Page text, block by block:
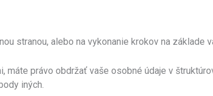
stranou, alebo na vykonanie krokov na základe
právo obdržať vaše osobné údaje v
iných.